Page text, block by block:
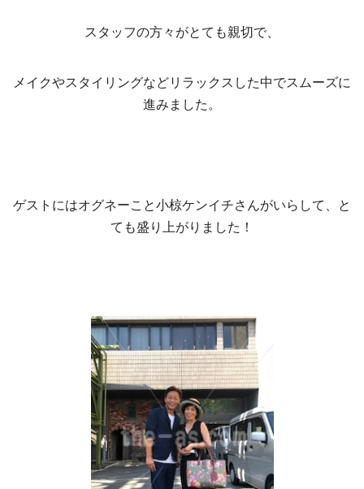
スタッフの方々がとても親切で、
メイクやスタイリングなどリラックスした中でスムーズに
進みました。
ゲストにはオグネーこと小椋ケンイチさんがいらして、と
ても盛り上がりました！